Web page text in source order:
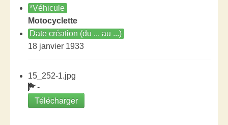
*Véhicule
Motocyclette
Date création (du ... au ...)
18 janvier 1933
15_252-1.jpg
-
Télécharger